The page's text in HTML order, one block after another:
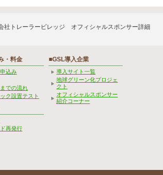
社トレーラービレッジ オフィシャルスポンサー詳細
・料金
込み
での流れ
ク設置テスト
再発行
■GSL導入企業
導入サイト一覧
地球グリーン化プロジェ
クト
オフィシャルスポンサー
紹介コーナー